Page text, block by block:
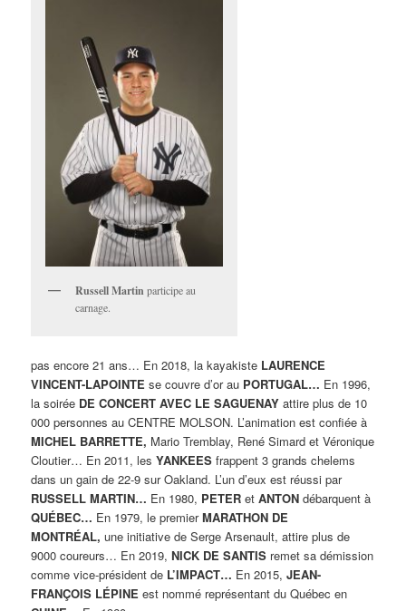
Russell Martin participe au
carnage.
pas encore 21 ans… En 2018, la kayakiste LAURENCE
VINCENT-LAPOINTE se couvre d’or au PORTUGAL… En 1996,
la soirée DE CONCERT AVEC LE SAGUENAY attire plus de 10
000 personnes au CENTRE MOLSON. L’animation est confiée à
MICHEL BARRETTE, Mario Tremblay, René Simard et Véronique
Cloutier… En 2011, lesYANKEES frappent 3 grands chelems
dans un gain de 22-9 sur Oakland. L’un d’eux est réussi par
RUSSELL MARTIN… En 1980, PETER etANTON débarquent à
QUÉBEC… En 1979, le premierMARATHON DE
MONTRÉAL,une initiative de Serge Arsenault, attire plus de
9000 coureurs… En 2019,NICK DE SANTIS remet sa démission
comme vice-président de L’IMPACT… En 2015,JEAN-
FRANÇOIS LÉPINE est nommé représentant du Québec en